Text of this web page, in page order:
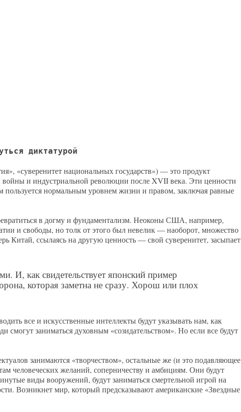
диктатурой
«суверенитет национальных государств») — это продукт
войны и индустриальной революции после XVII века. Эти ценности
нормальным уровнем жизни и правом, заключая равные
в догму и фундаментализм. Неоконы США, например,
и свободы, но толк от этого был невелик — наоборот, множество
Китай, ссылаясь на другую ценность — свой суверенитет, засыпает
И, как свидетельствует японский пример
которая заметна не сразу. Хорош или плох
все и искусственные интеллекты будут указывать нам, как
смогут заниматься духовным «созидательством». Но если все будут
занимаются «творчеством», остальные же (и это подавляющее
человеческих желаний, соперничеству и амбициям. Они будут
виды вооружений, будут заниматься смертельной игрой на
Возникнет мир, который предсказывают американские «Звездные